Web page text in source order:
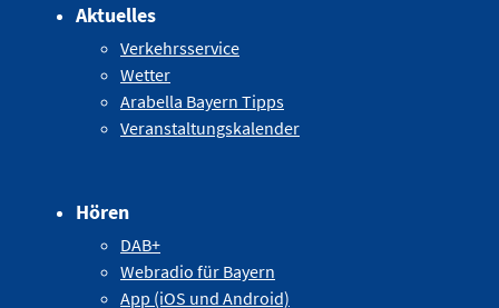
Aktuelles
Verkehrsservice
Wetter
Arabella Bayern Tipps
Veranstaltungskalender
Hören
DAB+
Webradio für Bayern
App (iOS und Android)